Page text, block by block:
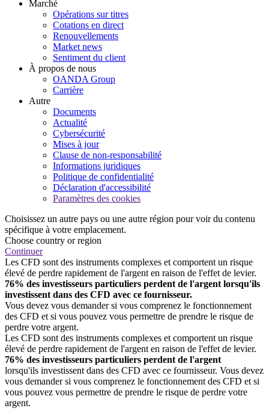
Marché
Opérations sur titres
Cotations en direct
Renouvellements
Market news
Sentiment du client
À propos de nous
OANDA Group
Carrière
Autre
Documents
Actualité
Cybersécurité
Mises à jour
Clause de non-responsabilité
Informations juridiques
Politique de confidentialité
Déclaration d'accessibilité
Paramètres des cookies
Choisissez un autre pays ou une autre région pour voir du contenu
spécifique à votre emplacement.
Choose country or region
Continuer
Les CFD sont des instruments complexes et comportent un risque
élevé de perdre rapidement de l'argent en raison de l'effet de levier.
76% des investisseurs particuliers perdent de l'argent lorsqu'ils
investissent dans des CFD avec ce fournisseur.
Vous devez vous demander si vous comprenez le fonctionnement
des CFD et si vous pouvez vous permettre de prendre le risque de
perdre votre argent.
Les CFD sont des instruments complexes et comportent un risque
élevé de perdre rapidement de l'argent en raison de l'effet de levier.
76% des investisseurs particuliers perdent de l'argent
lorsqu'ils investissent dans des CFD avec ce fournisseur. Vous devez
vous demander si vous comprenez le fonctionnement des CFD et si
vous pouvez vous permettre de prendre le risque de perdre votre
argent.